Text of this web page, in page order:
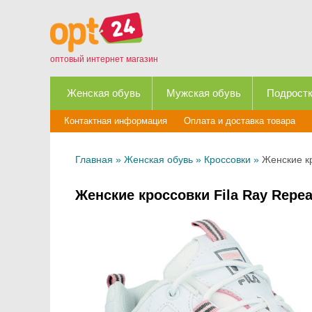
оптовый интернет магазин
Женская обувь Мужская обувь
Контактная информация Оплата и доставка товара
Главная » Женская обувь » Кроссовки » Женские
Женские кроссовки Fila Ray